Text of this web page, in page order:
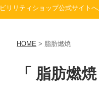
ビリリティショップ公式サイトへ
HOME > 脂肪燃焼
「 脂肪燃